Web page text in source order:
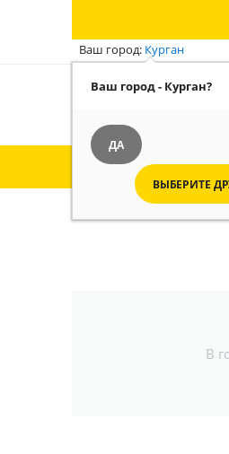
Ваш город: Курган
Ваш город - Курган?
ДА
ВЫБЕРИТЕ
ВСЕ
КАТЕГОРИИ
В